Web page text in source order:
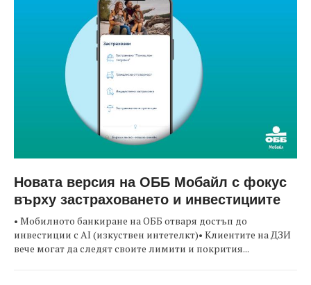
Новата версия на ОББ Мобайл с фокус
върху застраховането и инвестициите
• Мобилното банкиране на ОББ отваря достъп до
инвестиции с AI (изкуствен интетелкт)• Клиентите на ДЗИ
вече могат да следят своите лимити и покрития...